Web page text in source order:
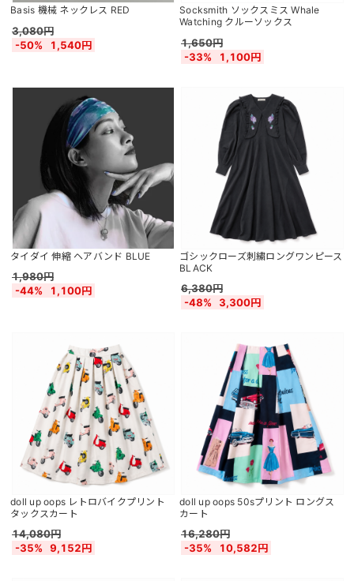
Basis 機械 ネックレス RED
3,080円
-50%
1,540円
Socksmith ソックスミス Whale
Watching クルーソックス
1,650円
-33%
1,100円
タイダイ 伸縮 ヘアバンド BLUE
1,980円
-44%
1,100円
ゴシックローズ刺繍ロングワンピース
BLACK
6,380円
-48%
3,300円
doll up oops レトロバイクプリント
タックスカート
14,080円
-35%
9,152円
doll up oops 50sプリント ロングス
カート
16,280円
-35%
10,582円